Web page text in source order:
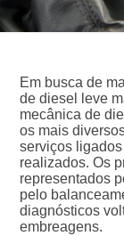
Em busca de
de diesel leve
mecânica de
os mais
serviços
realizados. Os
representados
pelo
diagnósticos
embreagens.